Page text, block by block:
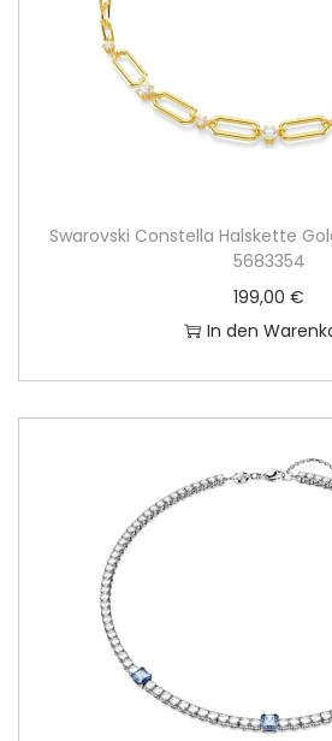
Swarovski Constella Halskette
5683354
199,00€
In den